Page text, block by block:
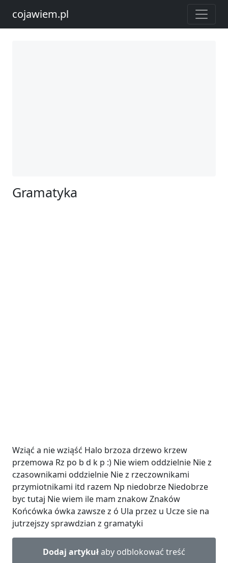
cojawiem.pl
Gramatyka
Wziąć a nie wziąść Halo brzoza drzewo krzew
przemowa Rz po b d k p :) Nie wiem oddzielnie Nie z
czasownikami oddzielnie Nie z rzeczownikami
przymiotnikami itd razem Np niedobrze Niedobrze
byc tutaj Nie wiem ile mam znakow Znaków
Końcówka ówka zawsze z ó Ula przez u Ucze sie na
jutrzejszy sprawdzian z gramatyki
Dodaj artykułaby odblokować treść